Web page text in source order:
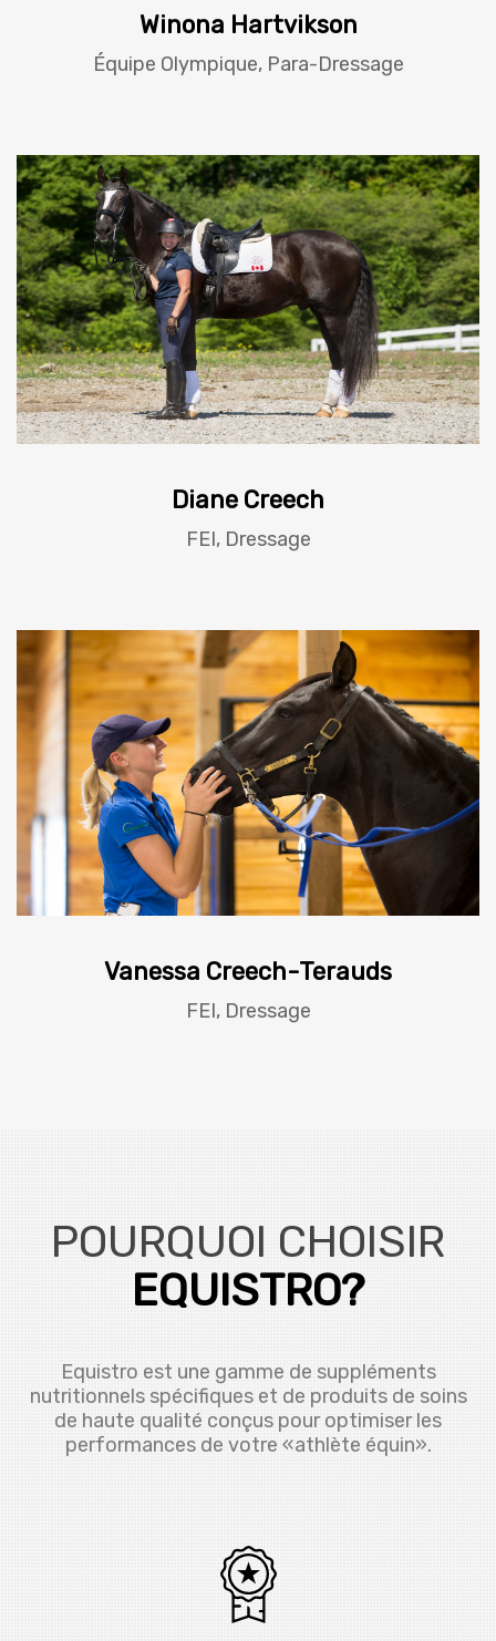
Winona Hartvikson
Équipe Olympique, Para-Dressage
Diane Creech
FEI, Dressage
Vanessa Creech-Terauds
FEI, Dressage
POURQUOI CHOISIR
EQUISTRO?
Equistro est une gamme de suppléments
nutritionnels spécifiques et de produits de soins
de haute qualité conçus pour optimiser les
performances de votre «athlète équin».